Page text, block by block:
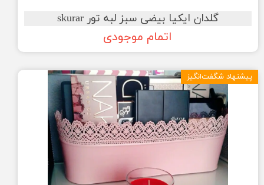
گلدان ایکیا بیضی سبز لبه تور skurar
اتمام موجودی
پیشنهاد شگفت‌انگیز